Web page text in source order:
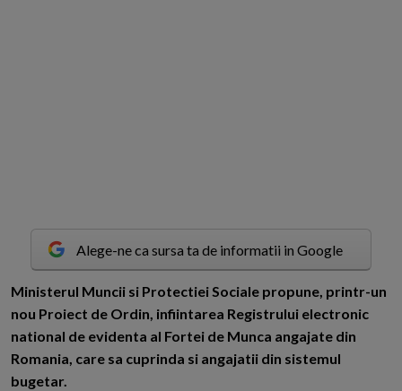
Alege-ne ca sursa ta de informatii in Google
Ministerul Muncii si Protectiei Sociale propune, printr-un
nou Proiect de Ordin, infiintarea Registrului electronic
national de evidenta al Fortei de Munca angajate din
Romania, care sa cuprinda si angajatii din sistemul
bugetar.